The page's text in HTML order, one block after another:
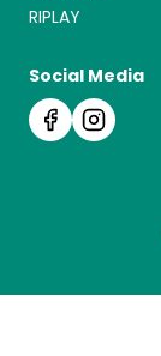
RIPLAY
Social Media